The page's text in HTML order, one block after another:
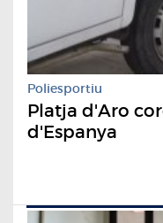
Poliesportiu
Platja d'Aro
d'Espanya